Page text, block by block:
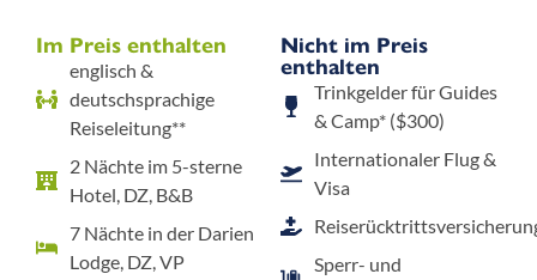
Im Preis enthalten
englisch &
deutschsprachige
Reiseleitung**
2 Nächte im 5-sterne
Hotel, DZ, B&B
7 Nächte in der Darien
Lodge, DZ, VP
Nicht im Preis
enthalten
Trinkgelder für Guides
& Camp* ($300)
Internationaler Flug &
Visa
Sperr- und